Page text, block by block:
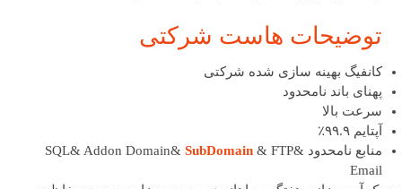
توضیحات هاست شرکتی
کانفیگ بهینه سازی شده شرکتی
پهنای باند نامحدود
سرعت بالا
آپتایم ۹۹.۹٪
منابع نامحدود SQL& Addon Domain&
SubDomain& FTP&
Email